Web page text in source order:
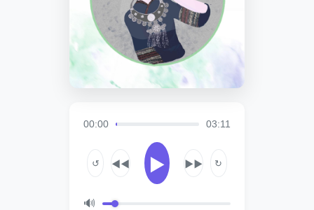
00:00 03:11
↺ ◀◀ ▶ ▶▶ ↻
🔊